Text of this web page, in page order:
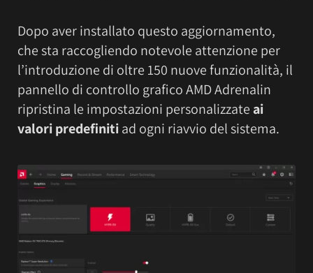
Dopo aver installato questo aggiornamento,
che sta raccogliendo notevole attenzione per
l’introduzione di oltre 150 nuove funzionalità, il
pannello di controllo grafico AMD Adrenalin
ripristina le impostazioni personalizzate ai
valori predefinitiad ogni riavvio del sistema.